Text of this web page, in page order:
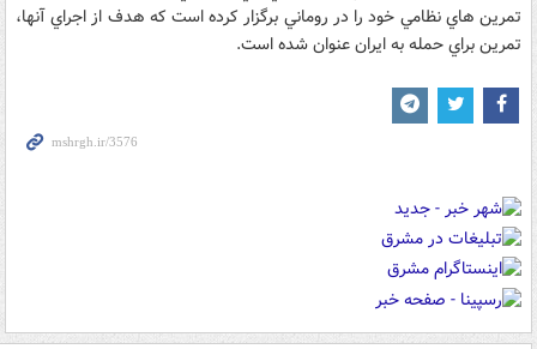
تمرين هاي نظامي خود را در روماني برگزار کرده است که هدف از اجراي آنها،
تمرين براي حمله به ايران عنوان شده است.